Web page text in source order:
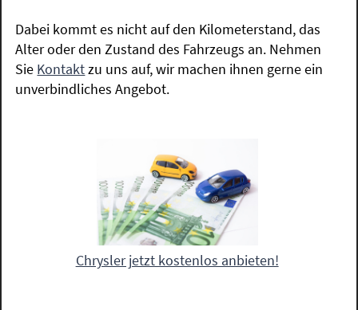
Dabei kommt es nicht auf den Kilometerstand, das
Alter oder den Zustand des Fahrzeugs an. Nehmen
Sie Kontaktzu uns auf, wir machen ihnen gerne ein
unverbindliches Angebot.
Chrysler jetzt kostenlos anbieten!